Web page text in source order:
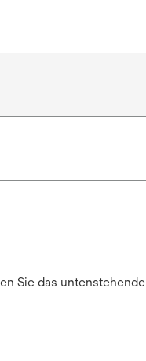
Sie das untenstehende